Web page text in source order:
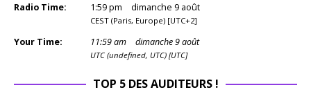
Radio Time: 1:59pm dimanche 9 août
CEST (Paris, Europe) [UTC+2]
Your Time: 11:59am dimanche 9 août
UTC (undefined, UTC) [UTC]
TOP 5 DES AUDITEURS !